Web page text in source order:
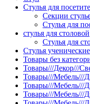
Стулья для
Секции
Стулья для
стулья для столовой
Стулья для
Стулья ученические
Товары без
Товары///Декор///
Товары///Мебель///
Товары///Мебель///
Товары///Мебель///